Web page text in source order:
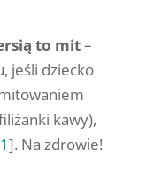
to mit–
jeśli dziecko
kawy),
1]. Na zdrowie!